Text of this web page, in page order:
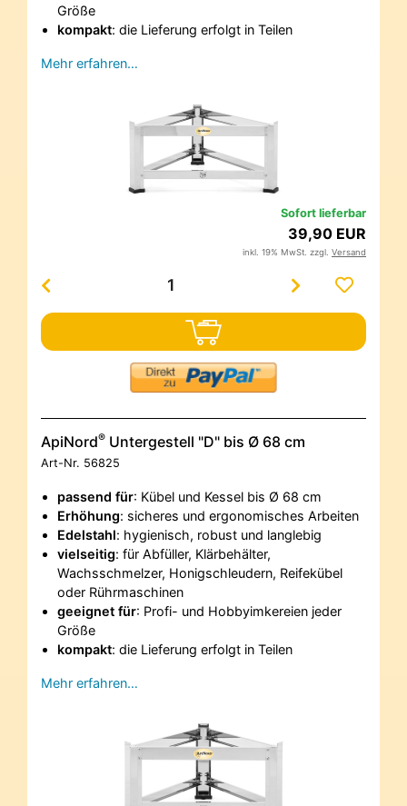
Größe
kompakt: die Lieferung erfolgt in Teilen
Mehr erfahren…
Sofort lieferbar
39,90 EUR
inkl. 19% MwSt. zzgl. Versand
ApiNord® Untergestell "D" bis Ø 68 cm
Art-Nr. 56825
passend für: Kübel und Kessel bis Ø 68 cm
Erhöhung: sicheres und ergonomisches Arbeiten
Edelstahl: hygienisch, robust und langlebig
vielseitig: für Abfüller, Klärbehälter,
Wachsschmelzer, Honigschleudern, Reifekübel
oder Rührmaschinen
geeignet für: Profi- und Hobbyimkereien jeder
Größe
kompakt: die Lieferung erfolgt in Teilen
Mehr erfahren…